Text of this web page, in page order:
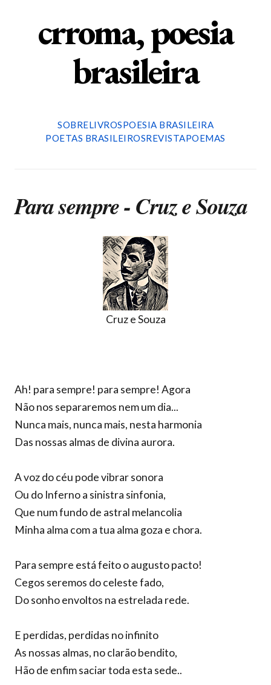
crroma, poesia
brasileira
SOBRELIVROSPOESIA BRASILEIRA
POETAS BRASILEIROSREVISTAPOEMAS
Para sempre - Cruz e Souza
Cruz e Souza
Ah! para sempre! para sempre! Agora
Não nos separaremos nem um dia...
Nunca mais, nunca mais, nesta harmonia
Das nossas almas de divina aurora.
A voz do céu pode vibrar sonora
Ou do Inferno a sinistra sinfonia,
Que num fundo de astral melancolia
Minha alma com a tua alma goza e chora.
Para sempre está feito o augusto pacto!
Cegos seremos do celeste fado,
Do sonho envoltos na estrelada rede.
E perdidas, perdidas no infinito
As nossas almas, no clarão bendito,
Hão de enfim saciar toda esta sede..